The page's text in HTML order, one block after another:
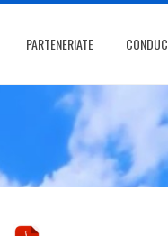
PARTENERIATE